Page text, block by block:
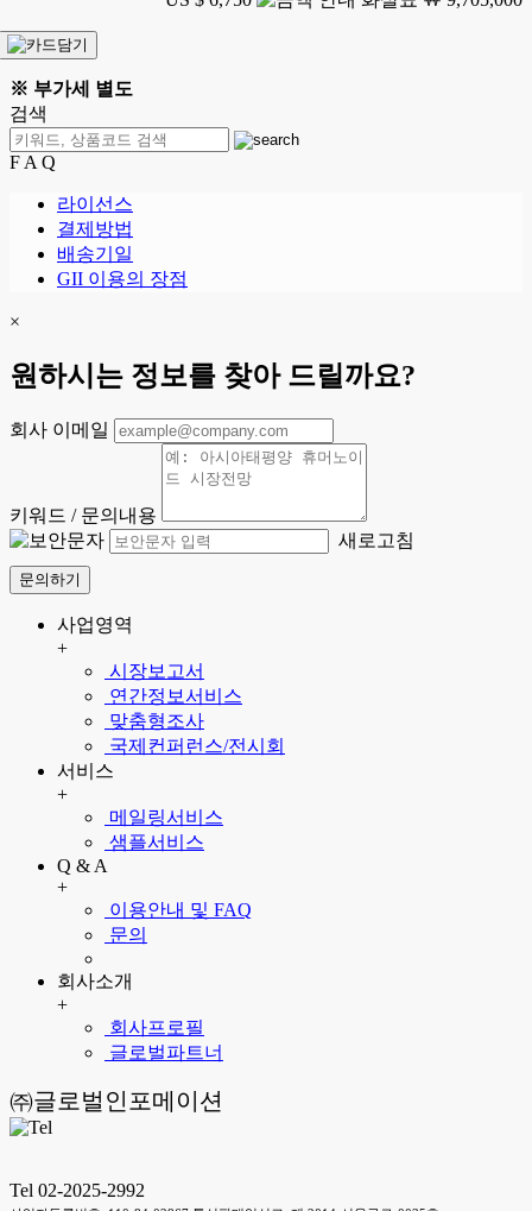
※ 부가세 별도
검색
F A Q
라이선스
결제방법
배송기일
GII 이용의 장점
×
원하시는 정보를 찾아 드릴까요?
회사 이메일
키워드 / 문의내용
새로고침
문의하기
사업영역
+
시장보고서
연간정보서비스
맞춤형조사
국제컨퍼런스/전시회
서비스
+
메일링서비스
샘플서비스
Q & A
+
이용안내 및 FAQ
문의
회사소개
+
회사프로필
글로벌파트너
㈜글로벌인포메이션
Tel 02-2025-2992